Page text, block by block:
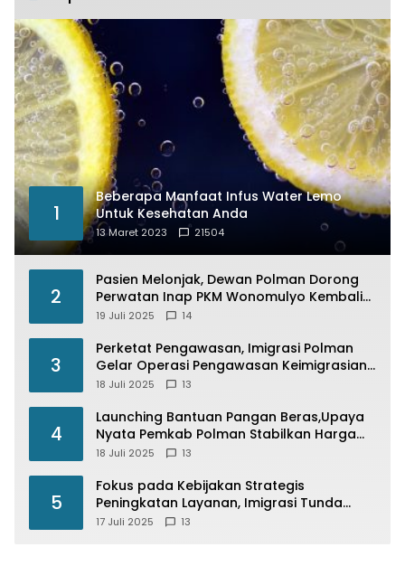
1
Beberapa Manfaat Infus Water Lemo
Untuk Kesehatan Anda
13 Maret 2023 21504
2
Pasien Melonjak, Dewan Polman Dorong
Perwatan Inap PKM Wonomulyo Kembali
di Fungsikan
19 Juli 2025 14
3
Perketat Pengawasan, Imigrasi Polman
Gelar Operasi Pengawasan Keimigrasian
“Wirawaspada” Serentak disemua Daerah
18 Juli 2025 13
4
Launching Bantuan Pangan Beras,Upaya
Nyata Pemkab Polman Stabilkan Harga
Beras
18 Juli 2025 13
5
Fokus pada Kebijakan Strategis
Peningkatan Layanan, Imigrasi Tunda
Paspor Desain Merah Putih
17 Juli 2025 13